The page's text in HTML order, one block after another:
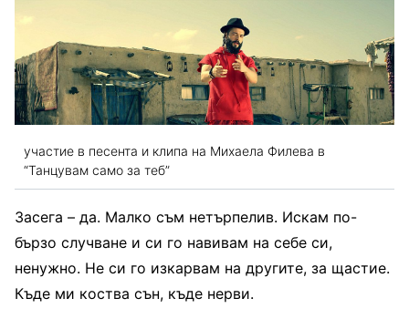
участие в песента и клипа на Михаела Филева в
“Танцувам само за теб”
Засега – да. Малко съм нетърпелив. Искам по-
бързо случване и си го навивам на себе си,
ненужно. Не си го изкарвам на другите, за щастие.
Къде ми коства сън, къде нерви.